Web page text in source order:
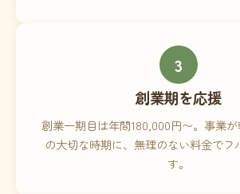
3
創業期を応援
創業一期目は年間180,000円〜。事業
の大切な時期に、無理のない料金でフ
す。